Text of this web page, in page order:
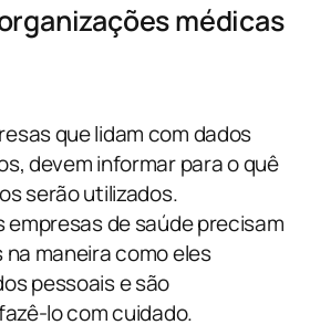
médicas
que lidam com dados
devem informar para o quê
serão utilizados.
empresas de saúde precisam
maneira como eles
pessoais e são
lo com cuidado.